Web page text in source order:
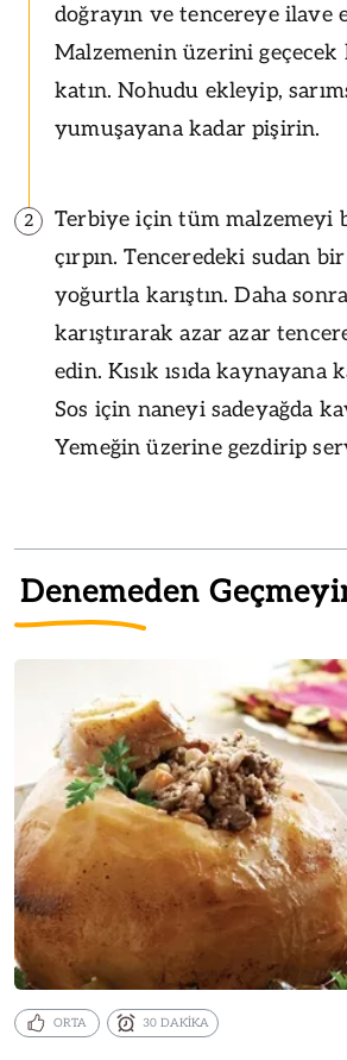
doğrayın ve tencereye ilave
Malzemenin üzerini geçecek
katın. Nohudu ekleyip,
yumuşayana kadar pişirin.
2
Terbiye için tüm malzemeyi
çırpın. Tenceredeki sudan
yoğurtla karıştın. Daha
karıştırarak azar azar
edin. Kısık ısıda kaynayana
Sos için naneyi sadeyağda
Yemeğin üzerine gezdirip
Denemeden
ORTA 30 DAKİKA